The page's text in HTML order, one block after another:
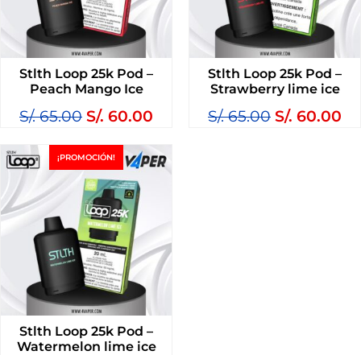
Stlth Loop 25k Pod –
Peach Mango Ice
S/.65.00 S/. 60.00
Stlth Loop 25k Pod –
Strawberry lime ice
S/.65.00 S/. 60.00
¡PROMOCIÓN!
Stlth Loop 25k Pod –
Watermelon lime ice